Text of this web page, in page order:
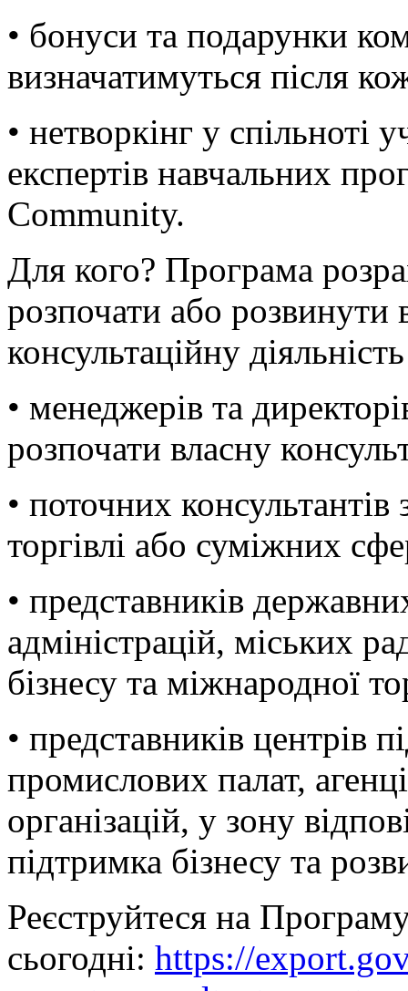
• бонуси та подарунки
визначатимуться після
• нетворкінг у спільноті
експертів навчальних
Community.
Для кого? Програма
розпочати або розвинути
консультаційну
• менеджерів та
розпочати власну
• поточних
торгівлі або суміжних
• представників
адміністрацій, міських
бізнесу та міжнародної
• представників
промислових палат,
організацій, у зону
підтримка бізнесу та
Реєструйтеся на
сьогодні: https://